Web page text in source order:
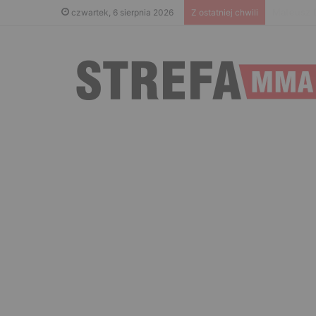
czwartek, 6 sierpnia 2026 Z ostatniej chwili